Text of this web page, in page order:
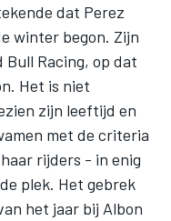
dat Perez
winter begon. Zijn
Bull Racing, op dat
Het is niet
zijn leeftijd en
met de criteria
rijders - in enig
plek. Het gebrek
het jaar bij Albon